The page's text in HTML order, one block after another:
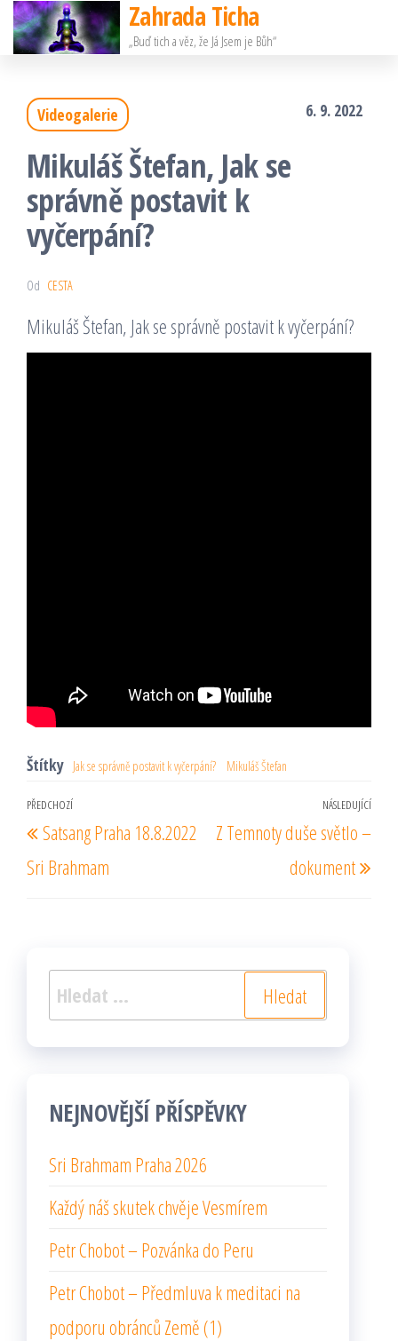
Přeskočit
na
Zahrada Ticha
„Buď tich a věz, že Já Jsem je Bůh“
Videogalerie 6. 9. 2022
Mikuláš Štefan, Jak se
správně postavit k
vyčerpání?
Od CESTA
Mikuláš Štefan, Jak se správně postavit k vyčerpání?
Štítky Jak se správně postavit k vyčerpání? Mikuláš Štefan
Navigace
pro
příspěvek
Předchozí
příspěvek
PŘEDCHOZÍ
Satsang Praha 18.8.2022
Sri Brahmam
NÁSLEDUJÍCÍ
Z Temnoty duše světlo –
dokument
Vyhledávání
NEJNOVĚJŠÍ PŘÍSPĚVKY
Sri Brahmam Praha 2026
Každý náš skutek chvěje Vesmírem
Petr Chobot – Pozvánka do Peru
Petr Chobot – Předmluva k meditaci na
podporu obránců Země (1)